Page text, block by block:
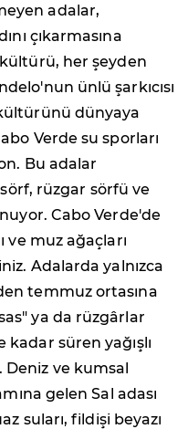
adalar,
çıkarmasına
her şeyden
ünlü şarkıcısı
dünyaya
Verde su sporları
Bu adalar
rüzgar sörfü ve
Cabo Verde'de
ve muz ağaçları
Adalarda yalnızca
temmuz ortasına
ya da rüzgârlar
süren yağışlı
ve kumsal
gelen Sal adası
suları, fildişi beyazı